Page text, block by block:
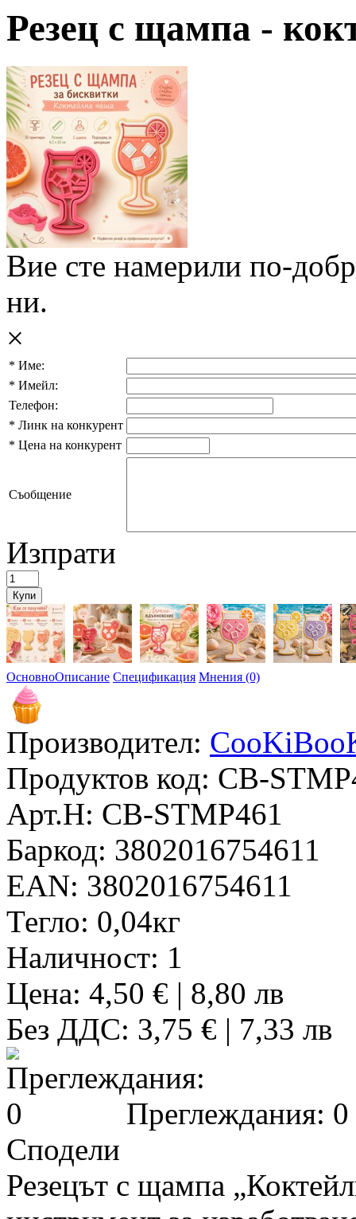
Резец с щампa -
Вие сте намерили по-
ни.
×
* Име:
* Имейл:
Телефон:
* Линк на конкурент
* Цена на конкурент
Съобщение
Изпрати
ОсновноОписание Спецификация Мнения (0)
Производител:
Продуктов код: CB-
Арт.Н: CB-STMP461
Баркод: 3802016754611
EAN: 3802016754611
Тегло: 0,04кг
Наличност: 1
Цена: 4,50 € | 8,80 лв
Без ДДС: 3,75 € | 7,33 лв
Преглеждания: 0
Сподели
Резецът с щампа